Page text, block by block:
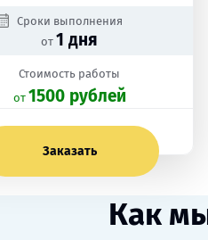
Сроки выполнения
от 1 дня
Стоимость работы
oт 1500 рублей
Заказать
Как